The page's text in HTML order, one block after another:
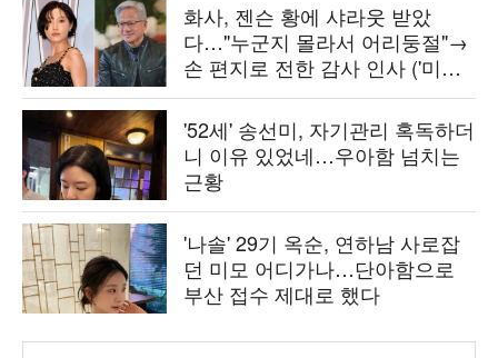
화사, 젠슨 황에 샤라웃 받았
다…"누군지 몰라서 어리둥절"→
손 편지로 전한 감사 인사 ('미우
새')
'52세' 송선미, 자기관리 혹독하더
니 이유 있었네…우아함 넘치는
근황
'나솔' 29기 옥순, 연하남 사로잡
던 미모 어디가나…단아함으로
부산 접수 제대로 했다